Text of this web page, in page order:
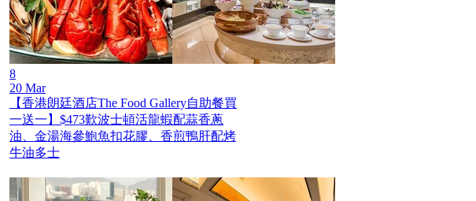
8
20 Mar
【香港朗廷酒店The Food Gallery自助餐買
一送一】$473歎波士頓活龍蝦配蒜香蔥
油、金湯海參鮑魚扣花膠、香煎鴨肝配烤
牛油多士